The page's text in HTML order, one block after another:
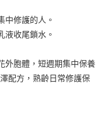
際商業銀行
業銀行
業銀行
台灣）商業銀行
中修護的人。
液收尾鎖水。
外胞體，短週期集中保養
配方，熟齡日常修護保